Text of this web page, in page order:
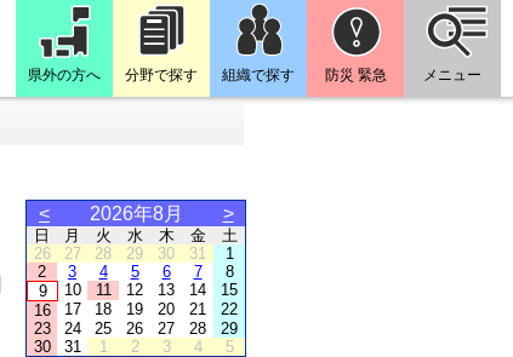
県外の方へ 分野で探す 組織で探す 防災 緊急 メニュー
< 2026年8月 >
日 月 火 水 木 金
土
26
27 28 29 30 31
1
2
3 4 5 6 7
8
9
10 11 12 13 14
15
16
17 18 19 20 21
22
23
24 25 26 27 28
29
30
31 1 2 3 4 5